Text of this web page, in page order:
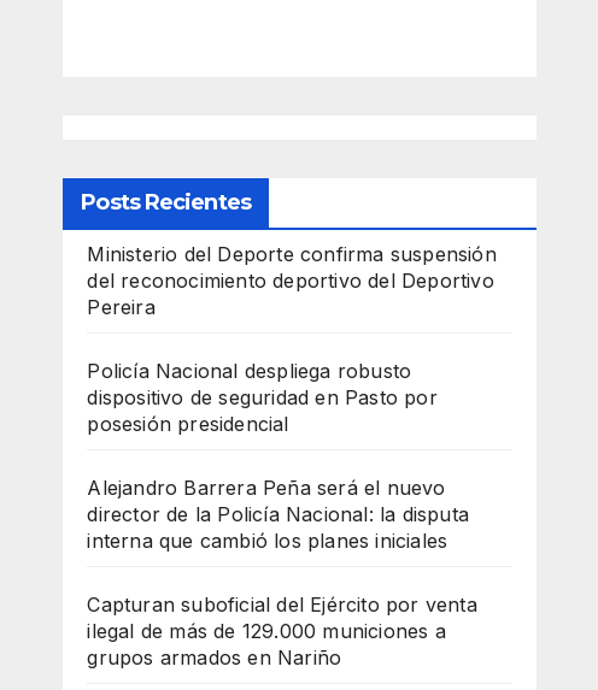
Posts Recientes
Ministerio del Deporte confirma suspensión
del reconocimiento deportivo del Deportivo
Pereira
Policía Nacional despliega robusto
dispositivo de seguridad en Pasto por
posesión presidencial
Alejandro Barrera Peña será el nuevo
director de la Policía Nacional: la disputa
interna que cambió los planes iniciales
Capturan suboficial del Ejército por venta
ilegal de más de 129.000 municiones a
grupos armados en Nariño